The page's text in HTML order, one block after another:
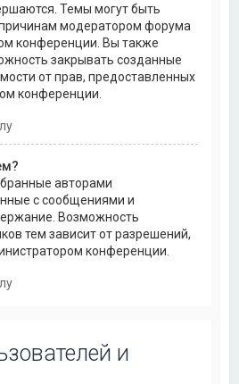
Темы могут быть
модератором форума
конференции. Вы также
закрывать созданные
от прав, предоставленных
конференции.
авторами
с сообщениями и
Возможность
тем зависит от разрешений,
конференции.
и